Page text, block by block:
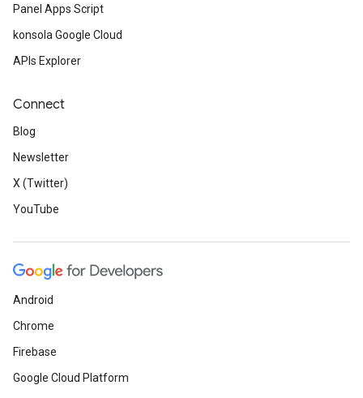
Panel Apps Script
konsola Google Cloud
APIs Explorer
Connect
Blog
Newsletter
X (Twitter)
YouTube
Android
Chrome
Firebase
Google Cloud Platform